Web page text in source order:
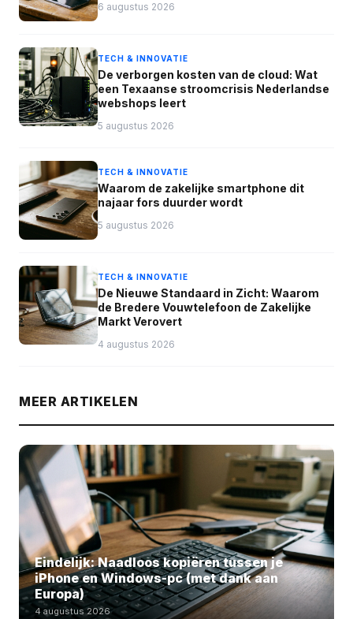
6 augustus 2026
TECH & INNOVATIE
De verborgen kosten van de cloud: Wat
een Texaanse stroomcrisis Nederlandse
webshops leert
5 augustus 2026
TECH & INNOVATIE
Waarom de zakelijke smartphone dit
najaar fors duurder wordt
5 augustus 2026
TECH & INNOVATIE
De Nieuwe Standaard in Zicht: Waarom
de Bredere Vouwtelefoon de Zakelijke
Markt Verovert
4 augustus 2026
MEER ARTIKELEN
Eindelijk: Naadloos kopiëren tussen je
iPhone en Windows-pc (met dank aan
Europa)
4 augustus 2026